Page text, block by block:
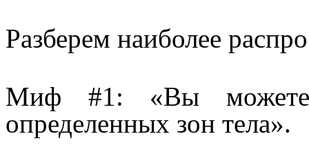
Разберем наиболее
Миф #1: «Вы можете
определенных зон тела».